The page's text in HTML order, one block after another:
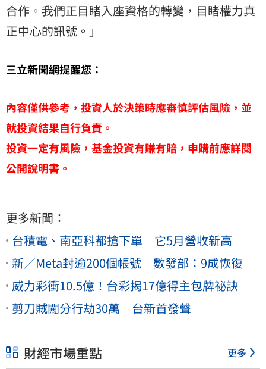
合作。我們正目睹入座資格的轉變，目睹權力真
正中心的訊號。」
三立新聞網提醒您：
內容僅供參考，投資人於決策時應審慎評估風險，並
就投資結果自行負責。
投資一定有風險，基金投資有賺有賠，申購前應詳閱
公開說明書。
更多新聞：
台積電、南亞科都搶下單 它5月營收新高
新／Meta封逾200個帳號 數發部：9成恢復
威力彩衝10.5億！台彩揭17億得主包牌祕訣
剪刀賊闖分行劫30萬 台新首發聲
財經市場重點 更多